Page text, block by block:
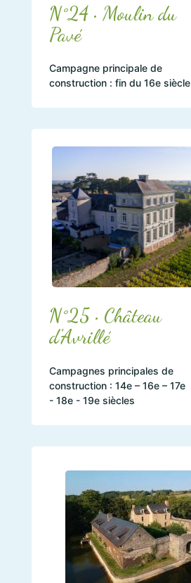
N°24 • Moulin du
Pavé
Campagne principale de
construction : fin du 16e siècle
N°25 • Château
d'Avrillé
Campagnes principales de
construction : 14e – 16e – 17e
- 18e - 19e siècles